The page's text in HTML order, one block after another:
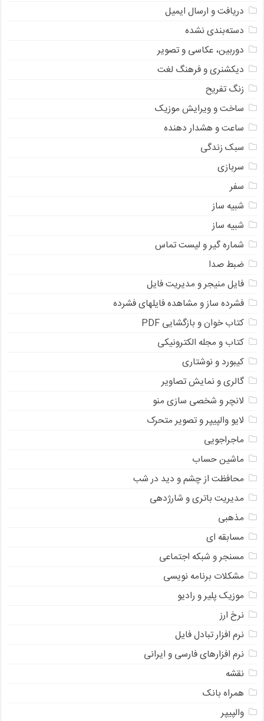
دریافت و ارسال ایمیل
دسته‌بندی نشده
دوربین، عکاسی و تصویر
دیکشنری و فرهنگ لغت
زنگ تفریح
ساخت و ویرایش موزیک
ساعت و هشدار دهنده
سبک زندگی
سربازی
سفر
شبیه ساز
شبیه ساز
شماره گیر و لیست تماس
ضبط صدا
فایل منیجر و مدیریت فایل
فشرده ساز و مشاهده فایلهای فشرده
کتاب خوان و بازگشایی PDF
کتاب و مجله الکترونیکی
کیبورد و نوشتاری
گالری و نمایش تصاویر
لانچر و شخصی سازی منو
لایو والپیپر و تصویر متحرک
ماجراجویی
ماشین حساب
محافظت از چشم و دید در شب
مدیریت باتری و شارژدهی
مذهبی
مسابقه ای
مسنجر و شبکه اجتماعی
مشکلات برنامه نویسی
موزیک پلیر و رادیو
نرخ ارز
ﻧﺮﻡ ﺍﻓﺰﺍﺭ ﺗﺒﺎﺩﻝ ﻓﺎﻳﻞ
نرم افزارهای فارسی و ایرانی
نقشه
همراه بانک
والپیپر